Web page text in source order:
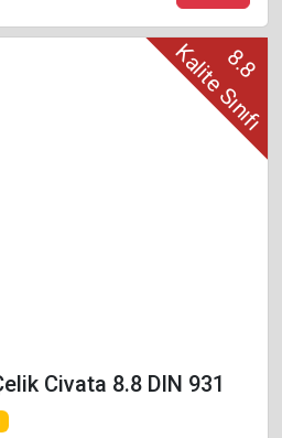
8.8
Kalite Sınıfı
Civata 8.8 DIN 931